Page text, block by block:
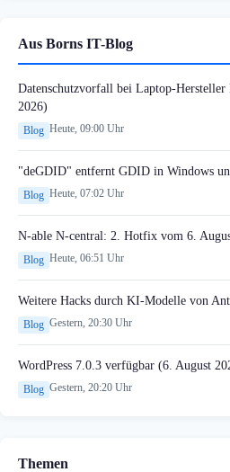
Aus Borns IT-Blog
Datenschutzvorfall bei Laptop-
2026)
Blog Heute, 09:00 Uhr
"deGDID" entfernt GDID in Windows
Blog Heute, 07:02 Uhr
N-able N-central: 2. Hotfix vom 6.
Blog Heute, 06:51 Uhr
Weitere Hacks durch KI-Modelle von
Blog Gestern, 20:30 Uhr
WordPress 7.0.3 verfügbar (6. August
Blog Gestern, 20:20 Uhr
Themen